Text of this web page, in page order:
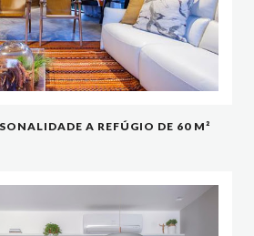
A REFÚGIO DE 60 M²